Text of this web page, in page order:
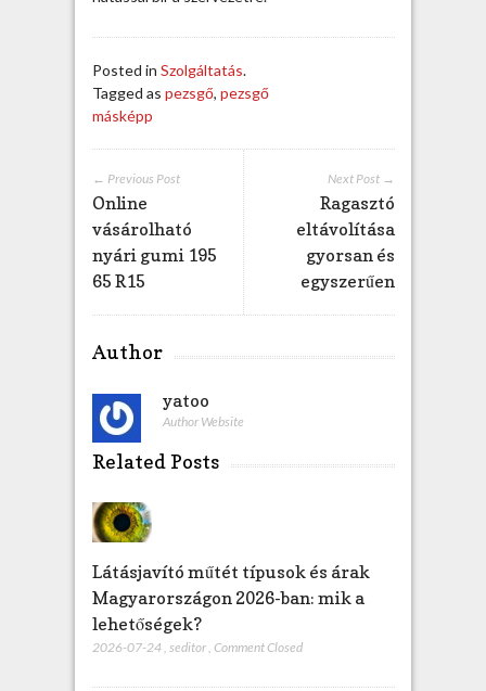
Posted in Szolgáltatás.
Tagged as pezsgő, pezsgő
másképp
Next Post →
Ragasztó
eltávolítása
gyorsan és
egyszerűen
← Previous Post
Online
vásárolható
nyári gumi 195
65 R15
Author
yatoo
Author Website
Related Posts
Látásjavító műtét típusok és árak
Magyarországon 2026-ban: mik a
lehetőségek?
2026-07-24 seditor Comment Closed